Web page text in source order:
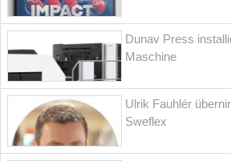
Dunav Press
Maschine
Ulrik Fauhlér
Sweflex